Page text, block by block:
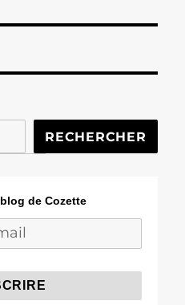
RECHERCHER
de Cozette